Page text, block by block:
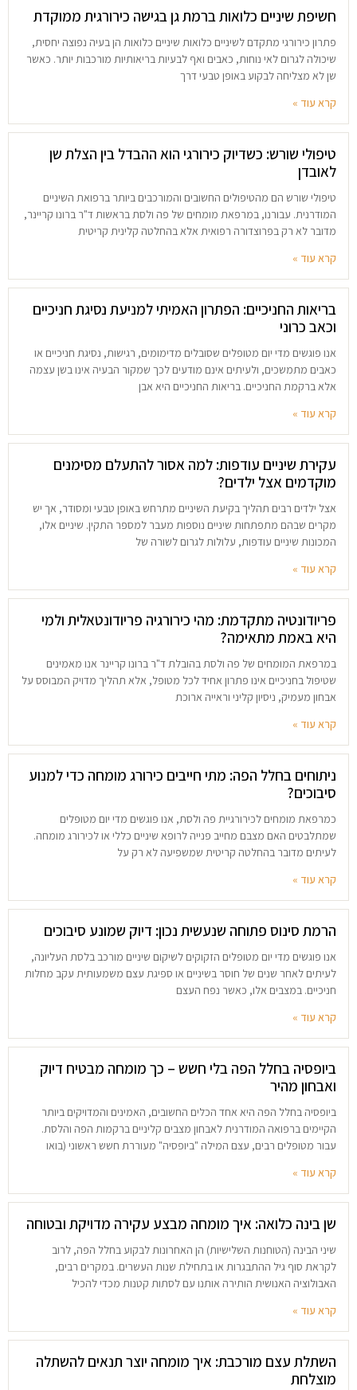
חשיפת שיניים כלואות ברמת גן בגישה כירורגית ממוקדת
פתרון כירורגי מתקדם לשיניים כלואות שיניים כלואות הן בעיה נפוצה יחסית,
שיכולה לגרום לאי נוחות, כאבים ואף לבעיות בריאותיות מורכבות יותר. כאשר
שן לא מצליחה לבקוע באופן טבעי דרך
קרא עוד »
טיפולי שורש: כשדיוק כירורגי הוא ההבדל בין הצלת שן
לאובדן
טיפולי שורש הם מהטיפולים החשובים והמורכבים ביותר ברפואת השיניים
המודרנית. עבורנו, במרפאת מומחים של פה ולסת בראשות ד"ר ברונו קריינר,
מדובר לא רק בפרוצדורה רפואית אלא בהחלטה קלינית קריטית
קרא עוד »
בריאות החניכיים: הפתרון האמיתי למניעת נסיגת חניכיים
וכאב כרוני
אנו פוגשים מדי יום מטופלים שסובלים מדימומים, רגישות, נסיגת חניכיים או
כאבים מתמשכים, ולעיתים אינם מודעים לכך שמקור הבעיה אינו בשן עצמה
אלא ברקמת החניכיים. בריאות החניכיים היא אבן
קרא עוד »
עקירת שיניים עודפות: למה אסור להתעלם מסימנים
מוקדמים אצל ילדים?
אצל ילדים רבים תהליך בקיעת השיניים מתרחש באופן טבעי ומסודר, אך יש
מקרים שבהם מתפתחות שיניים נוספות מעבר למספר התקין. שיניים אלו,
המכונות שיניים עודפות, עלולות לגרום לשורה של
קרא עוד »
פריודונטיה מתקדמת: מהי כירורגיה פריודונטאלית ולמי
היא באמת מתאימה?
במרפאת המומחים של פה ולסת בהובלת ד"ר ברונו קריינר אנו מאמינים
שטיפול בחניכיים אינו פתרון אחיד לכל מטופל, אלא תהליך מדויק המבוסס על
אבחון מעמיק, ניסיון קליני וראייה ארוכת
קרא עוד »
ניתוחים בחלל הפה: מתי חייבים כירורג מומחה כדי למנוע
סיבוכים?
כמרפאת מומחים לכירורגיית פה ולסת, אנו פוגשים מדי יום מטופלים
שמתלבטים האם מצבם מחייב פנייה לרופא שיניים כללי או לכירורג מומחה.
לעיתים מדובר בהחלטה קריטית שמשפיעה לא רק על
קרא עוד »
הרמת סינוס פתוחה שנעשית נכון: דיוק שמונע סיבוכים
אנו פוגשים מדי יום מטופלים הזקוקים לשיקום שיניים מורכב בלסת העליונה,
לעיתים לאחר שנים של חוסר בשיניים או ספיגת עצם משמעותית עקב מחלות
חניכיים. במצבים אלו, כאשר נפח העצם
קרא עוד »
ביופסיה בחלל הפה בלי חשש – כך מומחה מבטיח דיוק
ואבחון מהיר
ביופסיה בחלל הפה היא אחד הכלים החשובים, האמינים והמדויקים ביותר
הקיימים ברפואה המודרנית לאבחון מצבים קליניים ברקמות הפה והלסת.
עבור מטופלים רבים, עצם המילה "ביופסיה" מעוררת חשש ראשוני (בואו
קרא עוד »
שן בינה כלואה: איך מומחה מבצע עקירה מדויקת ובטוחה
שיני הבינה (הטוחנות השלישיות) הן האחרונות לבקוע בחלל הפה, לרוב
לקראת סוף גיל ההתבגרות או בתחילת שנות העשרים. במקרים רבים,
האבולוציה האנושית הותירה אותנו עם לסתות קטנות מכדי להכיל
קרא עוד »
השתלת עצם מורכבת: איך מומחה יוצר תנאים להשתלה
מוצלחת